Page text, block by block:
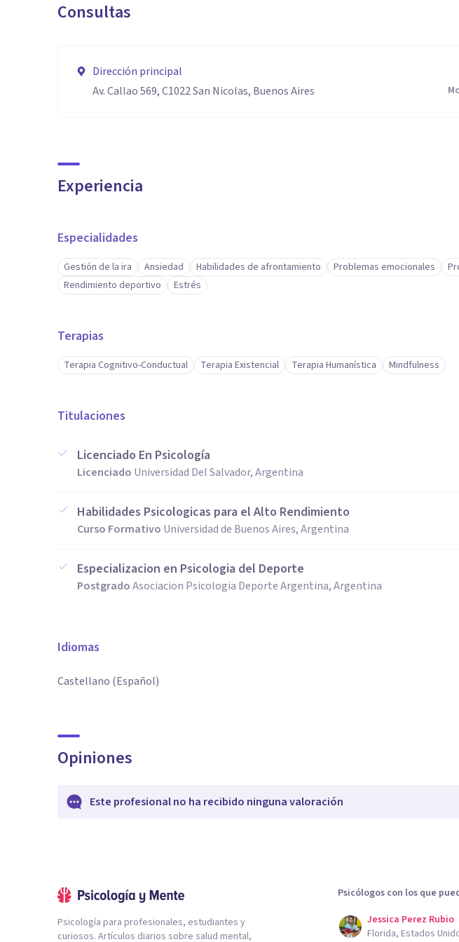
Consultas
Dirección principal
Av. Callao 569, C1022 San Nicolas, Buenos Aires
Experiencia
Especialidades
Gestión de la ira Ansiedad Habilidades de afrontamiento Problemas emocionales
Rendimiento deportivo
Estrés
Terapias
Terapia Cognitivo-Conductual Terapia Existencial Terapia Humanística Mindfulness
Titulaciones
Licenciado En Psicología
Licenciado Universidad Del Salvador, Argentina
Habilidades Psicologicas para el Alto Rendimiento
Curso Formativo Universidad de Buenos Aires, Argentina
Especializacion en Psicologia del Deporte
PostgradoAsociacion Psicologia Deporte Argentina, Argentina
Idiomas
Castellano (Español)
Opiniones
Este profesional no ha recibido ninguna valoración
Psicología para profesionales, estudiantes y
curiosos. Artículos diarios sobre salud mental,
Psicólogos con los que
Jessica Perez Rubio
Florida, Estados